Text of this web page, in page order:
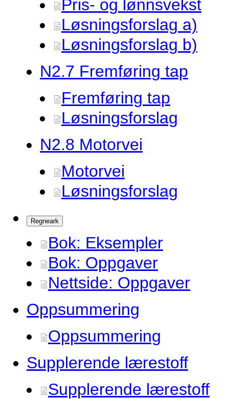
Pris- og lønnsvekst
Løsningsforslag a)
Løsningsforslag b)
N2.7 Fremføring tap
Fremføring tap
Løsningsforslag
N2.8 Motorvei
Motorvei
Løsningsforslag
Regneark
Bok: Eksempler
Bok: Oppgaver
Nettside: Oppgaver
Oppsummering
Oppsummering
Supplerende lærestoff
Supplerende lærestoff